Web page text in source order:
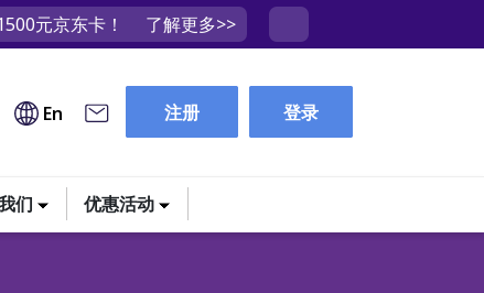
元京东卡！ 了解更多>>
En 注册 登录
们 优惠活动